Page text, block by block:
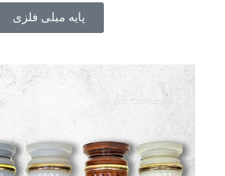
پایه مبلی فلزی